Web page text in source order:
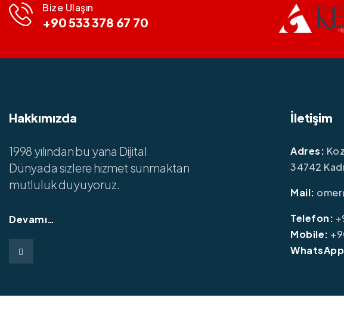
Bize Ulaşın
+90 533 378 67 70
Hakkımızda
1998 yılından bu yana Dijital
Dünyada sizlere hizmet sunmaktan
mutluluk duyuyoruz.
Devamı…
İletişim
Adres:
34742
Mail:
Telefon:
Mobile: